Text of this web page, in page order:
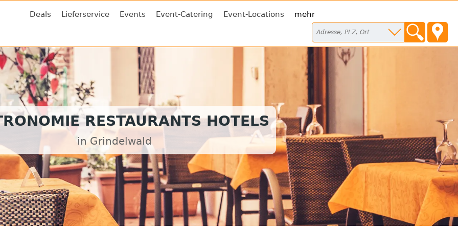
Deals Lieferservice Events Event-Catering Event-Locations mehr
RESTAURANTS HOTELS
in Grindelwald